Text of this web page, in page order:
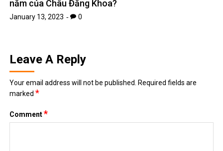
năm của Châu Đăng Khoa?
January 13, 2023 0
Leave A Reply
Your email address will not be published.
Required fields are
marked*
Comment*